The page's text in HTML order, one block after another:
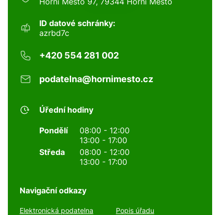
ID datové schránky:
azrbd7c
+420 554 281 002
podatelna@hornimesto.cz
Úřední hodiny
Pondělí
08:00 - 12:00
13:00 - 17:00
Středa
08:00 - 12:00
13:00 - 17:00
Navigační odkazy
Elektronická podatelna Popis úřadu